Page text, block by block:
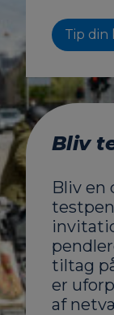
Tip din
Bliv
Bliv en
tiltag
er
af